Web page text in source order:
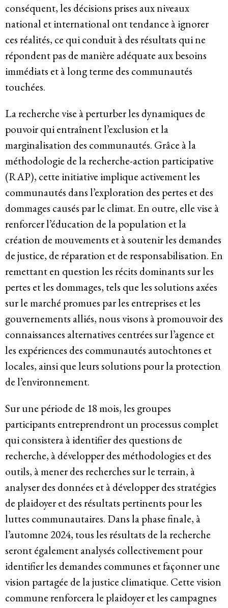
conséquent, les décisions prises aux niveaux
national et international ont tendance à ignorer
ces réalités, ce qui conduit à des résultats qui ne
répondent pas de manière adéquate aux besoins
immédiats et à long terme des communautés
touchées.
La recherche vise à perturber les dynamiques de
pouvoir qui entraînent l’exclusion et la
marginalisation des communautés. Grâce à la
méthodologie de la recherche-action participative
(RAP), cette initiative implique activement les
communautés dans l’exploration des pertes et des
dommages causés par le climat. En outre, elle vise à
renforcer l’éducation de la population et la
création de mouvements et à soutenir les demandes
de justice, de réparation et de responsabilisation. En
remettant en question les récits dominants sur les
pertes et les dommages, tels que les solutions axées
sur le marché promues par les entreprises et les
gouvernements alliés, nous visons à promouvoir des
connaissances alternatives centrées sur l’agence et
les expériences des communautés autochtones et
locales, ainsi que leurs solutions pour la protection
de l’environnement.
Sur une période de 18 mois, les groupes
participants entreprendront un processus complet
qui consistera à identifier des questions de
recherche, à développer des méthodologies et des
outils, à mener des recherches sur le terrain, à
analyser des données et à développer des stratégies
de plaidoyer et des résultats pertinents pour les
luttes communautaires. Dans la phase finale, à
l’automne 2024, tous les résultats de la recherche
seront également analysés collectivement pour
identifier les demandes communes et façonner une
vision partagée de la justice climatique. Cette vision
commune renforcera le plaidoyer et les campagnes